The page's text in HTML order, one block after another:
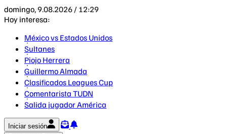
domingo, 9.08.2026 / 12:29
Hoy interesa:
México vs Estados Unidos
Sultanes
Piojo Herrera
Guillermo Almada
Clasificados Leagues Cup
Comentarista TUDN
Salida jugador América
Iniciar sesión